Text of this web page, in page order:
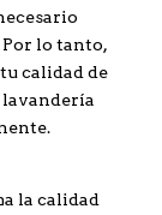
lo tanto,
calidad de
lavandería
la calidad